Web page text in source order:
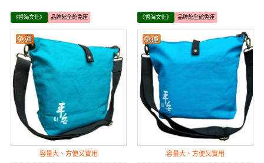
《香海文化》 品牌館全館免運
容量大、方便又實用
《香海文化》 品牌館全館免運
容量大、方便又實用